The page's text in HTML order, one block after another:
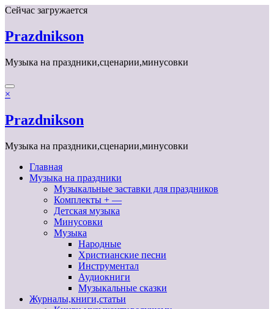
Перейти
содержимому
Сейчас загружается
Prazdnikson
Музыка на праздники,сценарии,минусовки
×
Prazdnikson
Музыка на праздники,сценарии,минусовки
Главная
Музыка на праздники
Музыкальные заставки для праздников
Комплекты + —
Детская музыка
Минусовки
Музыка
Народные
Христианские песни
Инструментал
Аудиокниги
Музыкальные сказки
Журналы,книги,статьи